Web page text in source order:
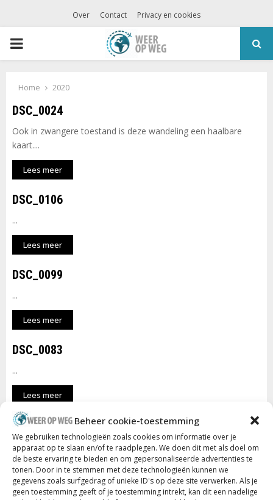
Beheer cookie-toestemming
We gebruiken technologieën zoals cookies om informatie over je
apparaat op te slaan en/of te raadplegen. We doen dit met als doel om
de beste ervaring te bieden en om gepersonaliseerde advertenties te
tonen. Door in te stemmen met deze technologieën kunnen we
gegevens zoals surfgedrag of unieke ID's op deze site verwerken. Als je
geen toestemming geeft of je toestemming intrekt, kan dit een nadelige
Over Contact Privacy en cookies
PRIMARY
Home 2020
DSC_0024
Ook in zwangere toestand is deze wandeling een haalbare
kaart....
Lees meer
DSC_0106
...
Lees meer
DSC_0099
...
Lees meer
DSC_0083
...
Lees meer
DSC_0072
...
Lees meer